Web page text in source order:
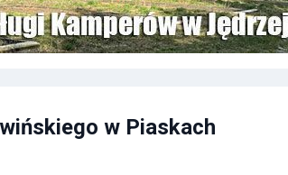
w Piaskach